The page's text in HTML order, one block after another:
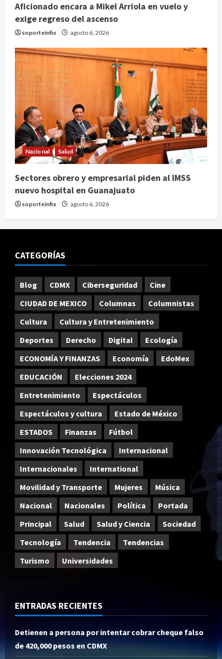
Aficionado encara a Mikel Arriola en vuelo y
exige regreso del ascenso
soporteinfix agosto 6, 2026
Nacional Salud
Sectores obrero y empresarial piden al IMSS
nuevo hospital en Guanajuato
soporteinfix agosto 6, 2026
CATEGORÍAS
Blog CDMX Ciberseguridad
Cine
CIUDAD DE MEXICO
Columnas
Columnistas
Cultura
Cultura y Entretenimiento
Deportes
Derecho Digital
Ecología
ECONOMÍA Y FINANZAS
Economía
EdoMex
EDUCACIÓN
Elecciones 2024
Entretenimiento
Espectáculos
Espectáculos y cultura
Estado de México
ESTADOS
Finanzas
Fútbol
Innovación Tecnológica
Internacional
Internacionales
International
Movilidad y Transporte
Mujeres
Música
Nacional
Nacionales Política
Portada
Principal
Salud Salud y Ciencia
Sociedad
Tecnología
Tendencia
Tendencias
Turismo
Universidades
ENTRADAS RECIENTES
Detienen a persona por intentar cobrar cheque falso
de 420,000 pesos en CDMX